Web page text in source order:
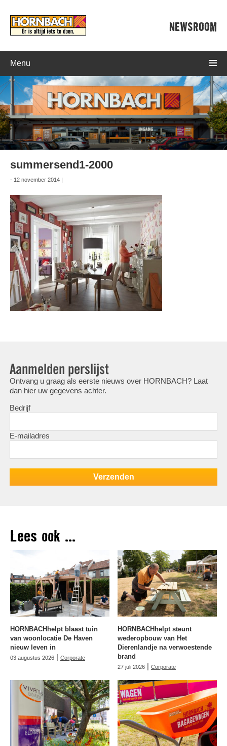
NEWSROOM
Menu
summersend1-2000
- 12 november 2014 |
Aanmelden perslijst
Ontvang u graag als eerste nieuws over HORNBACH? Laat
dan hier uw gegevens achter.
Bedrijf
E-mailadres
Lees ook ...
HORNBACHhelpt blaast tuin
van woonlocatie De Haven
nieuw leven in
03 augustus 2026 | Corporate
HORNBACHhelpt steunt
wederopbouw van Het
Dierenlandje na verwoestende
brand
27 juli 2026 | Corporate